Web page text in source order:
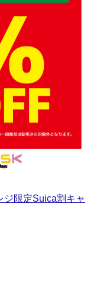
ジ限定Suica割キャ